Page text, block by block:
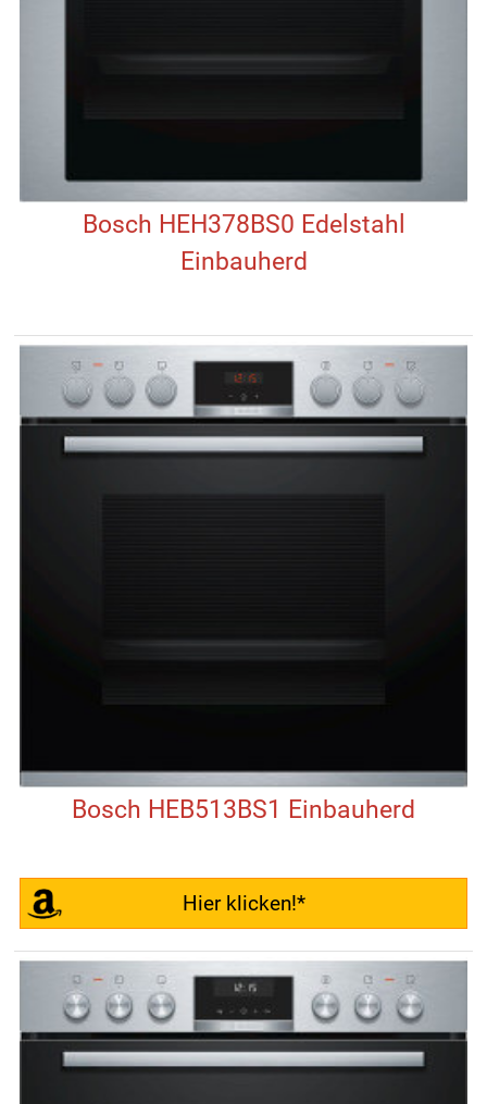
Bosch HEH378BS0 Edelstahl
Einbauherd
Bosch HEB513BS1 Einbauherd
Hier klicken!*